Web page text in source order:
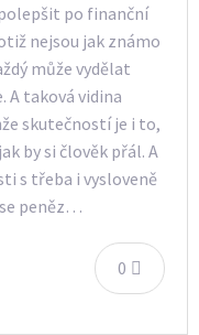
po finanční
nejsou jak známo
může vydělat
taková vidina
skutečností je i to,
by si člověk přál. A
s třeba i vysloveně
peněz…
0